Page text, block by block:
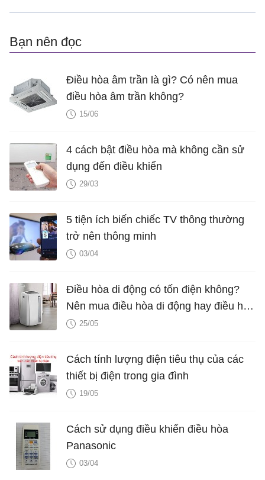
Bạn nên đọc
Điều hòa âm trần là gì? Có nên mua
điều hòa âm trần không?
15/06
4 cách bật điều hòa mà không cần sử
dụng đến điều khiển
29/03
5 tiện ích biến chiếc TV thông thường
trở nên thông minh
03/04
Điều hòa di động có tốn điện không?
Nên mua điều hòa di động hay điều hòa
treo tường?
25/05
Cách tính lượng điện tiêu thụ của các
thiết bị điện trong gia đình
19/05
Cách sử dụng điều khiển điều hòa
Panasonic
03/04